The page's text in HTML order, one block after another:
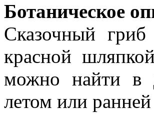
Ботаническое
Сказочный
красной
можно найти в
летом или